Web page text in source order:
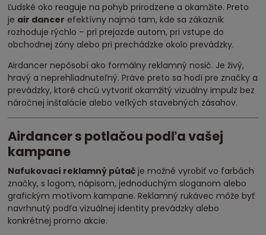
Ľudské oko reaguje na pohyb prirodzene a okamžite. Preto
je air dancer efektívny najmä tam, kde sa zákazník
rozhoduje rýchlo – pri prejazde autom, pri vstupe do
obchodnej zóny alebo pri prechádzke okolo prevádzky.
Airdancer nepôsobí ako formálny reklamný nosič. Je živý,
hravý a neprehliadnuteľný. Práve preto sa hodí pre značky a
prevádzky, ktoré chcú vytvoriť okamžitý vizuálny impulz bez
náročnej inštalácie alebo veľkých stavebných zásahov.
Airdancer s potlačou podľa vašej
kampane
Nafukovací reklamný pútač je možné vyrobiť vo farbách
značky, s logom, nápisom, jednoduchým sloganom alebo
grafickým motívom kampane. Reklamný rukávec môže byť
navrhnutý podľa vizuálnej identity prevádzky alebo
konkrétnej promo akcie.